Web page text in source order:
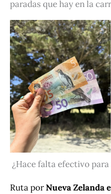
paradas que hay en la
¿Hace falta efectivo
Ruta porNueva Zelanda